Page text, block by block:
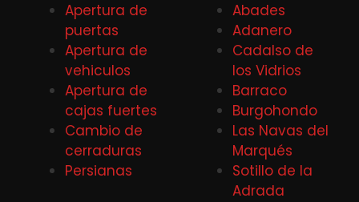
Apertura de
puertas
Apertura de
vehiculos
Apertura de
cajas fuertes
Cambio de
cerraduras
Persianas
Abades
Adanero
Cadalso de
los Vidrios
Barraco
Burgohondo
Las Navas del
Marqués
Sotillo de la
Adrada